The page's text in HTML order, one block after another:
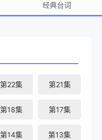
经典台词
第22集 第21集
第18集 第17集
第14集 第13集